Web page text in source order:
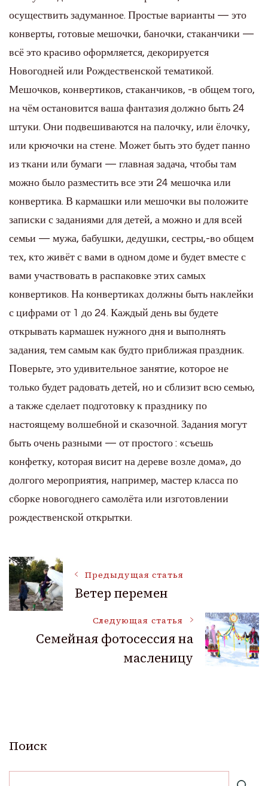
осуществить задуманное. Простые варианты — это
конверты, готовые мешочки, баночки, стаканчики —
всё это красиво оформляется, декорируется
Новогодней или Рождественской тематикой.
Мешочков, конвертиков, стаканчиков, -в общем того,
на чём остановится ваша фантазия должно быть 24
штуки. Они подвешиваются на палочку, или ёлочку,
или крючочки на стене. Может быть это будет панно
из ткани или бумаги — главная задача, чтобы там
можно было разместить все эти 24 мешочка или
конвертика. В кармашки или мешочки вы положите
записки с заданиями для детей, а можно и для всей
семьи — мужа, бабушки, дедушки, сестры,-во общем
тех, кто живёт с вами в одном доме и будет вместе с
вами участвовать в распаковке этих самых
конвертиков. На конвертиках должны быть наклейки
с цифрами от 1 до 24. Каждый день вы будете
открывать кармашек нужного дня и выполнять
задания, тем самым как будто приближая праздник.
Поверьте, это удивительное занятие, которое не
только будет радовать детей, но и сблизит всю семью,
а также сделает подготовку к празднику по
настоящему волшебной и сказочной. Задания могут
быть очень разными — от простого : «съешь
конфетку, которая висит на дереве возле дома», до
долгого мероприятия, например, мастер класса по
сборке новогоднего самолёта или изготовлении
рождественской открытки.
Навигация
по
записям
Предыдущая статья
Ветер перемен
Следующая статья
Cемейная фотосессия на
масленицу
Поиск